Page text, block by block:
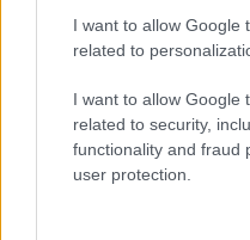
I want to allow Google
related to
I want to allow Google
related to security,
functionality and fraud
user protection.
Egy isteni sellő,
krumpli
Csikós Zsolt•2011. május 01.
Van az úgy még az én
dolgok. Na, nem